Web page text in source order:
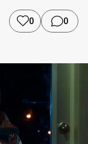
0 0